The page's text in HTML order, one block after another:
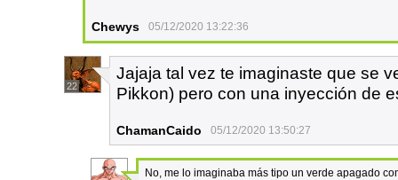
Chewys 05/12/2020 13:22:36
22
Jajaja tal vez te imaginaste que se
Pikkon) pero con una inyección de
ChamanCaido 05/12/2020 13:50:27
No, me lo imaginaba más tipo un verde apagado